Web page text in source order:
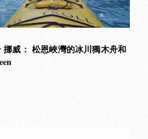
威： 松恩峽灣的冰川獨木舟和